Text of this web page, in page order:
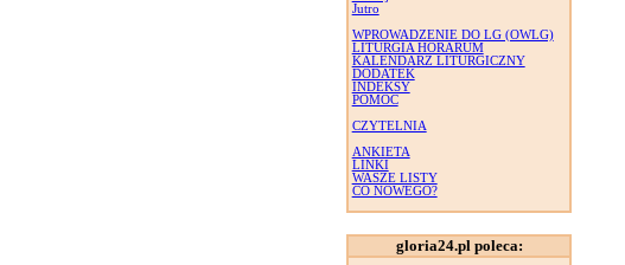
Jutro
WPROWADZENIE DO LG (OWLG)
LITURGIA HORARUM
KALENDARZ LITURGICZNY
DODATEK
INDEKSY
POMOC
CZYTELNIA
ANKIETA
LINKI
WASZE LISTY
CO NOWEGO?
gloria24.pl poleca: